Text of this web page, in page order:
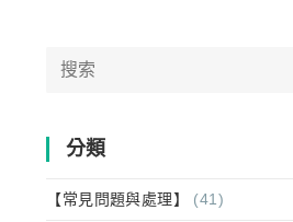
Search
分類
【常見問題與處理】 (41)